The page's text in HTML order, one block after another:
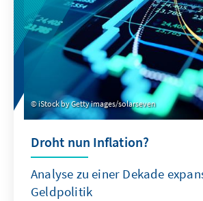
iStock by Getty images/solarseven
Droht nun Inflation?
Analyse zu einer Dekade
Geldpolitik